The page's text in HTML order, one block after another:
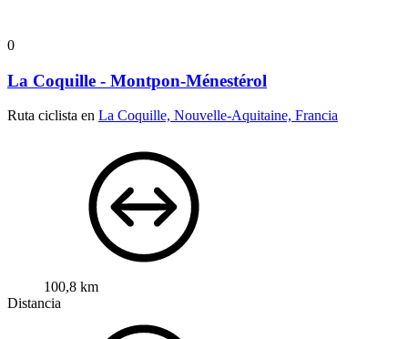
0
La Coquille - Montpon-Ménestérol
Ruta ciclista en La Coquille, Nouvelle-Aquitaine, Francia
100,8 km
Distancia